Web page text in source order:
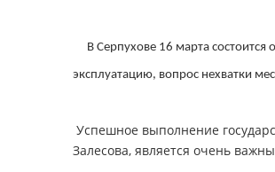
В Серпухове 16 марта состоится
эксплуатацию, вопрос нехватки
Успешное выполнение
Залесова, является очень